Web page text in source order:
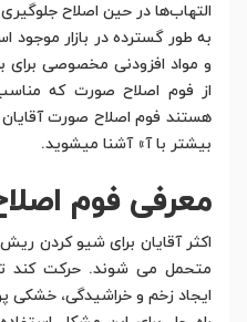
التهاب‌ها در حین اصلاح
به طور گسترده در بازار موجود
و مواد افزودنی مخصوصی برای
از فوم اصلاح صورت که
هستند فوم اصلاح صورت
بیشتر با آ» آشنا میشوید.
معرفی فوم
اکثر آقایان برای شیو کردن
متحمل می شوند. حرکت کند
ایجاد زخم و خراشیدگی،